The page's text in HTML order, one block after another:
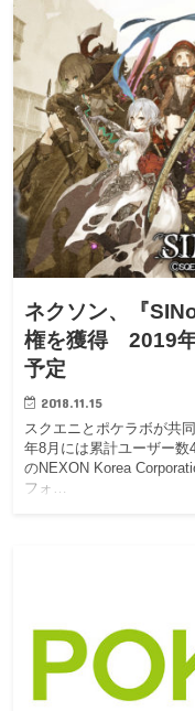
ネクソン、『
権を獲得 2019
予定
2018.11.15
スクエニとポケラボが共
年8月には累計ユーザー
のNEXON Korea
フォ…